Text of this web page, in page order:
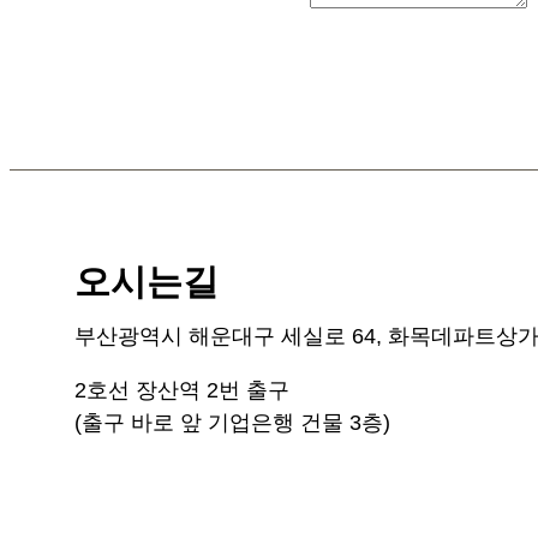
오시는길
부산광역시 해운대구 세실로 64, 화목데파트상
2호선 장산역 2번 출구
(출구 바로 앞 기업은행 건물 3층)